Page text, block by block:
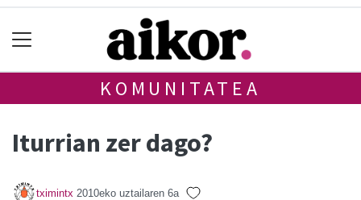
KOMUNITATEA
Iturrian zer dago?
tximintx 2010eko uztailaren 6a